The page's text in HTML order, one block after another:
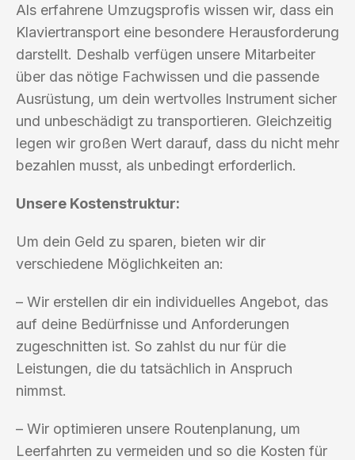
Als erfahrene Umzugsprofis wissen wir, dass ein
Klaviertransport eine besondere Herausforderung
darstellt. Deshalb verfügen unsere Mitarbeiter
über das nötige Fachwissen und die passende
Ausrüstung, um dein wertvolles Instrument sicher
und unbeschädigt zu transportieren. Gleichzeitig
legen wir großen Wert darauf, dass du nicht mehr
bezahlen musst, als unbedingt erforderlich.
Unsere Kostenstruktur:
Um dein Geld zu sparen, bieten wir dir
verschiedene Möglichkeiten an:
– Wir erstellen dir ein individuelles Angebot, das
auf deine Bedürfnisse und Anforderungen
zugeschnitten ist. So zahlst du nur für die
Leistungen, die du tatsächlich in Anspruch
nimmst.
– Wir optimieren unsere Routenplanung, um
Leerfahrten zu vermeiden und so die Kosten für